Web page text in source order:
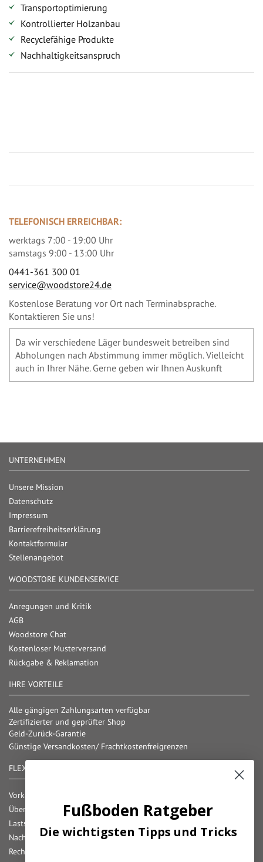
Transportoptimierung
Kontrollierter Holzanbau
Recyclefähige Produkte
Nachhaltigkeitsanspruch
TELEFONISCH ERREICHBAR:
werktags 7:00 - 19:00 Uhr
samstags 9:00 - 13:00 Uhr
0441-361 300 01
service@woodstore24.de
Kostenlose Beratung vor Ort nach Terminabsprache.
Kontaktieren Sie uns!
Da wir verschiedene Läger bundesweit betreiben sind
Abholungen nach Abstimmung immer möglich. Vielleicht
auch in Ihrer Nähe. Gerne geben wir Ihnen Auskunft
UNTERNEHMEN
Unsere Mission
Datenschutz
Impressum
Barrierefreiheitserklärung
Kontaktformular
Stellenangebot
WOODSTORE KUNDENSERVICE
Anregungen und Kritik
AGB
Woodstore Chat
Kostenloser Musterversand
Rückgabe & Reklamation
IHRE VORTEILE
Alle gängigen Zahlungsarten verfügbar
Zertifizierter und geprüfter Shop
Geld-Zurück-Garantie
Günstige Versandkosten/ Frachtkostenfreigrenzen
FLEXIBLE ZAHLUNG
Vorkasse
Überweisung
Lastschrift
Nachnahme
Rechnung
Fußboden Ratgeber
Die wichtigsten Tipps und Tricks